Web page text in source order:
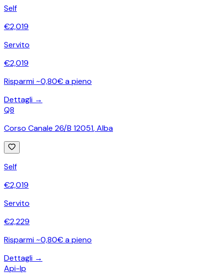
Self
€2,019
Servito
€2,019
Risparmi ~0,80€ a pieno
Dettagli →
Q8
Corso Canale 26/B 12051,Alba
Self
€2,019
Servito
€2,229
Risparmi ~0,80€ a pieno
Dettagli →
Api-Ip